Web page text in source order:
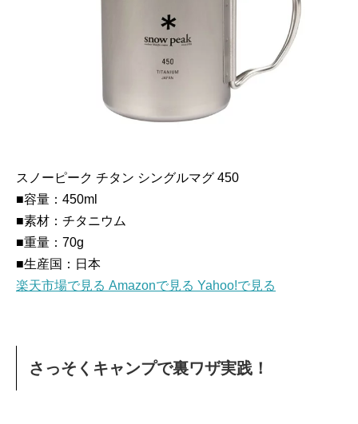
スノーピーク チタン シングルマグ 450
■容量：450ml
■素材：チタニウム
■重量：70g
■生産国：日本
楽天市場で見る Amazonで見る Yahoo!で見る
さっそくキャンプで裏ワザ実践！